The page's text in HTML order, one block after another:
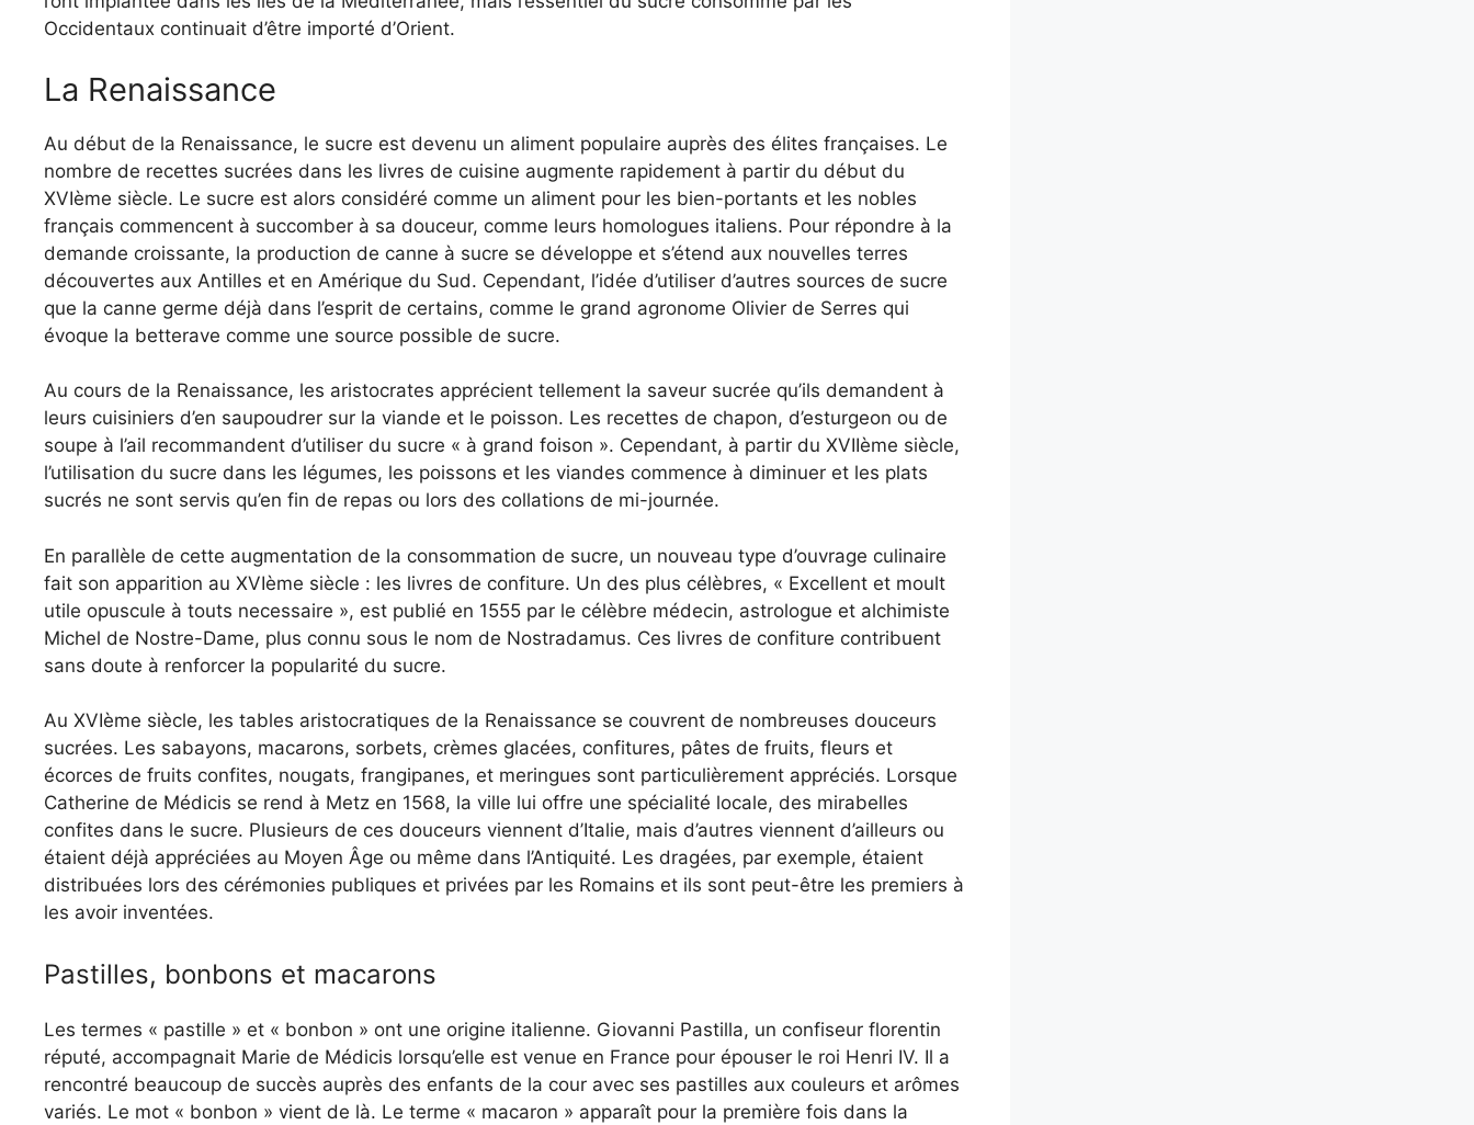
Occidentaux continuait d’être importé d’Orient.
La Renaissance
Au début de la Renaissance, le sucre est devenu un aliment populaire auprès des élites françaises. Le
nombre de recettes sucrées dans les livres de cuisine augmente rapidement à partir du début du
XVIème siècle. Le sucre est alors considéré comme un aliment pour les bien-portants et les nobles
français commencent à succomber à sa douceur, comme leurs homologues italiens. Pour répondre à la
demande croissante, la production de canne à sucre se développe et s’étend aux nouvelles terres
découvertes aux Antilles et en Amérique du Sud. Cependant, l’idée d’utiliser d’autres sources de sucre
que la canne germe déjà dans l’esprit de certains, comme le grand agronome Olivier de Serres qui
évoque la betterave comme une source possible de sucre.
Au cours de la Renaissance, les aristocrates apprécient tellement la saveur sucrée qu’ils demandent à
leurs cuisiniers d’en saupoudrer sur la viande et le poisson. Les recettes de chapon, d’esturgeon ou de
soupe à l’ail recommandent d’utiliser du sucre « à grand foison ». Cependant, à partir du XVIIème siècle,
l’utilisation du sucre dans les légumes, les poissons et les viandes commence à diminuer et les plats
sucrés ne sont servis qu’en fin de repas ou lors des collations de mi-journée.
En parallèle de cette augmentation de la consommation de sucre, un nouveau type d’ouvrage culinaire
fait son apparition au XVIème siècle : les livres de confiture. Un des plus célèbres, « Excellent et moult
utile opuscule à touts necessaire », est publié en 1555 par le célèbre médecin, astrologue et alchimiste
Michel de Nostre-Dame, plus connu sous le nom de Nostradamus. Ces livres de confiture contribuent
sans doute à renforcer la popularité du sucre.
Au XVIème siècle, les tables aristocratiques de la Renaissance se couvrent de nombreuses douceurs
sucrées. Les sabayons, macarons, sorbets, crèmes glacées, confitures, pâtes de fruits, fleurs et
écorces de fruits confites, nougats, frangipanes, et meringues sont particulièrement appréciés. Lorsque
Catherine de Médicis se rend à Metz en 1568, la ville lui offre une spécialité locale, des mirabelles
confites dans le sucre. Plusieurs de ces douceurs viennent d’Italie, mais d’autres viennent d’ailleurs ou
étaient déjà appréciées au Moyen Âge ou même dans l’Antiquité. Les dragées, par exemple, étaient
distribuées lors des cérémonies publiques et privées par les Romains et ils sont peut-être les premiers à
les avoir inventées.
Pastilles, bonbons et macarons
Les termes « pastille » et « bonbon » ont une origine italienne. Giovanni Pastilla, un confiseur florentin
réputé, accompagnait Marie de Médicis lorsqu’elle est venue en France pour épouser le roi Henri IV. Il a
rencontré beaucoup de succès auprès des enfants de la cour avec ses pastilles aux couleurs et arômes
variés. Le mot « bonbon » vient de là. Le terme « macaron » apparaît pour la première fois dans la